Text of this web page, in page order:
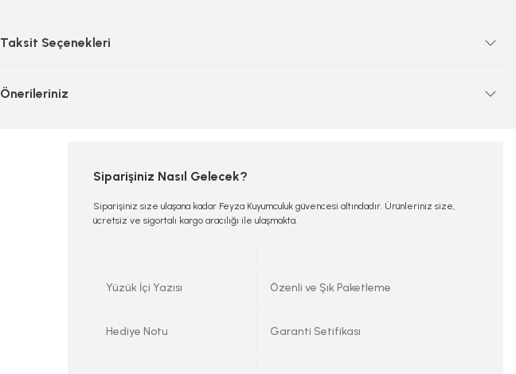
Taksit Seçenekleri
Önerileriniz
Siparişiniz Nasıl Gelecek?
Siparişiniz size ulaşana kadar Feyza Kuyumculuk güvencesi altındadır. Ürünleriniz size,
ücretsiz ve sigortalı kargo aracılığı ile ulaşmakta.
Yüzük İçi Yazısı Özenli ve Şık Paketleme
Hediye Notu Garanti Setifikası